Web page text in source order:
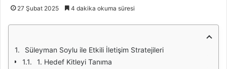
27 Şubat 2025 4 dakika okuma süresi
Süleyman Soylu ile Etkili İletişim Stratejileri
1. Hedef Kitleyi Tanıma